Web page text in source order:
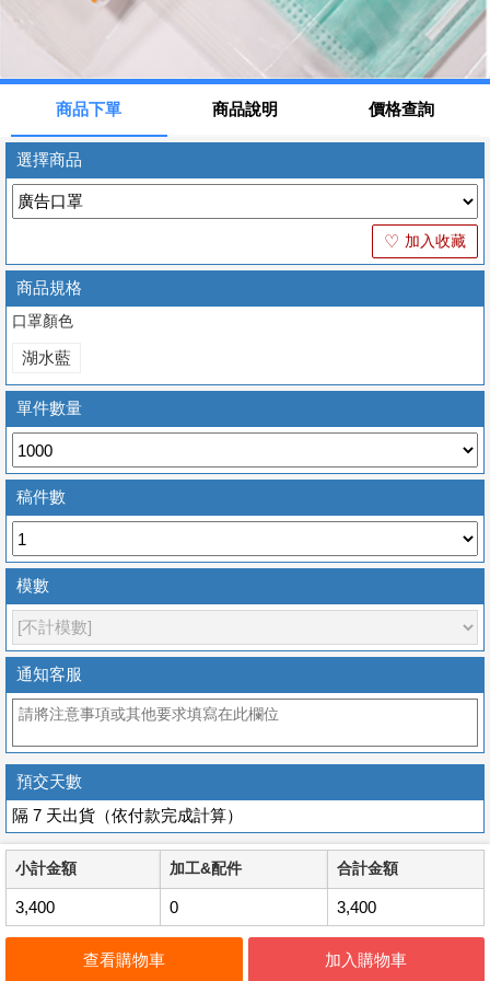
商品下單 商品說明 價格查詢
選擇商品
♡ 加入收藏
商品規格
口罩顏色
湖水藍
單件數量
稿件數
模數
通知客服
預交天數
隔 7 天出貨（依付款完成計算）
小計金額 加工&配件 合計金額
3,400 0 3,400
查看購物車 加入購物車